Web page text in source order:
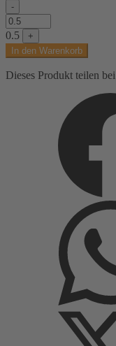
-
elastischer
Paillettenstoff,
silber,
schwarz,
Glanzeffekt,
uni
0.5
+
In den Warenkorb
Dieses Produkt teilen bei